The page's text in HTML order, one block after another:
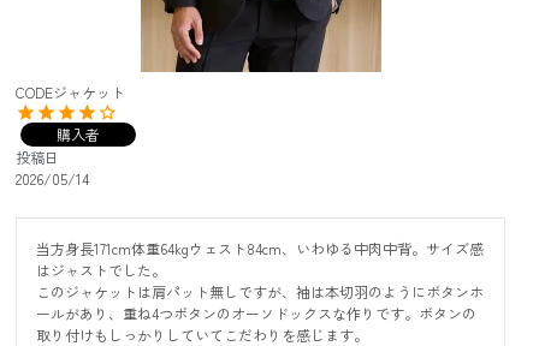
CODEジャケット
購入者
投稿日
2026/05/14
当方身長171cm体重64kgウェスト84cm、いわゆる中肉中背。サイズ感
はジャストでした。
このジャケットは肩パット無しですが、袖は本切羽のようにボタンホ
ールがあり、重ね4つボタンのオーソドックスな作りです。ボタンの
取り付けもしっかりしていてこだわりを感じます。